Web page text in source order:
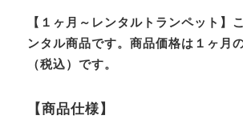
【１ヶ月～レンタルトランペット】
ンタル商品です。商品価格は１ヶ月
（税込）です。
【商品仕様】